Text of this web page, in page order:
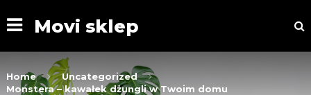
Movi sklep
Home
Uncategorized
Monstera – kawałek dżungli w Twoim domu